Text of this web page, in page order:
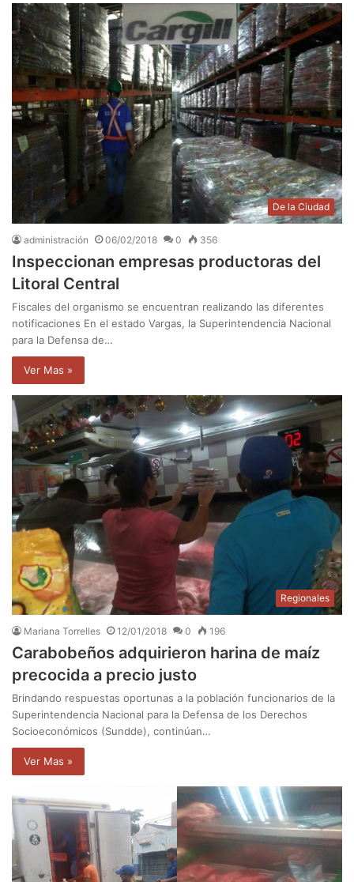
De la Ciudad
administración 06/02/2018 0 356
Inspeccionan empresas productoras del
Litoral Central
Fiscales del organismo se encuentran realizando las diferentes
notificaciones En el estado Vargas, la Superintendencia Nacional
para la Defensa de…
Ver Mas »
Regionales
Mariana Torrelles 12/01/2018 0 196
Carabobeños adquirieron harina de maíz
precocida a precio justo
Brindando respuestas oportunas a la población funcionarios de la
Superintendencia Nacional para la Defensa de los Derechos
Socioeconómicos (Sundde), continúan…
Ver Mas »